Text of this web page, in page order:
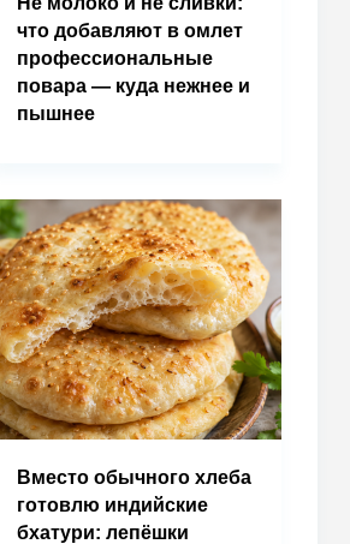
что добавляют в омлет
профессиональные
повара — куда нежнее и
пышнее
Вместо обычного хлеба
готовлю индийские
бхатури: лепёшки